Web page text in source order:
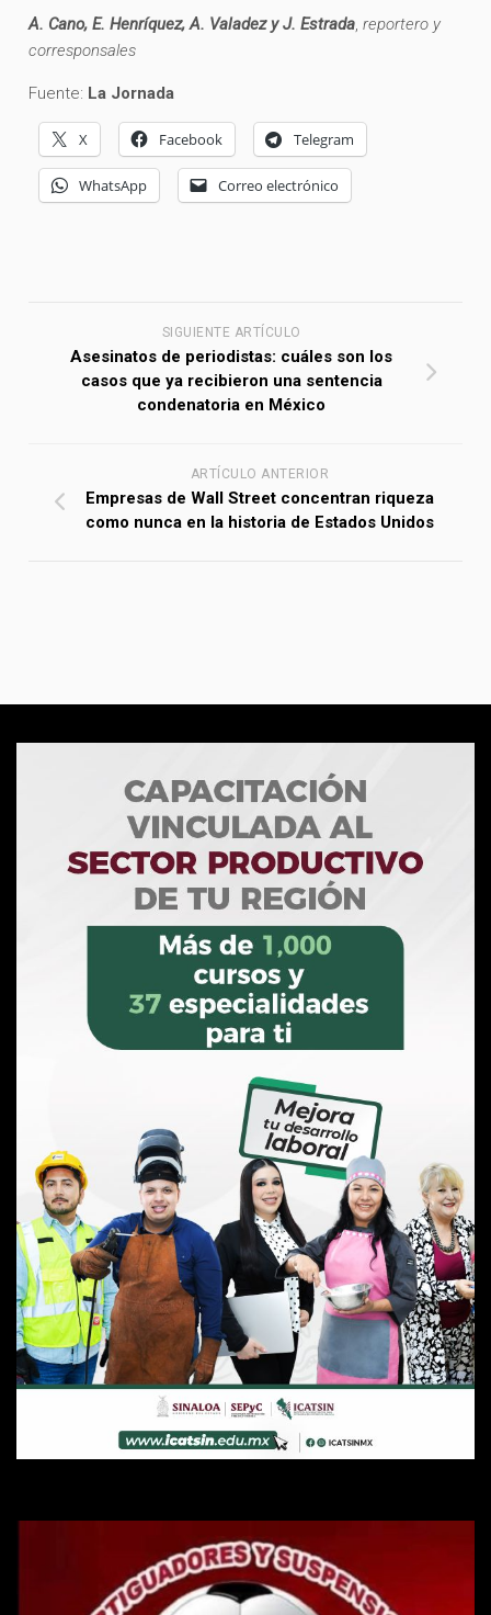
A. Cano, E. Henríquez, A. Valadez y J. Estrada,reportero y
corresponsales
Fuente: La Jornada
X Facebook Telegram
WhatsApp Correo electrónico
SIGUIENTE ARTÍCULO
Asesinatos de periodistas: cuáles son los
casos que ya recibieron una sentencia
condenatoria en México
ARTÍCULO ANTERIOR
Empresas de Wall Street concentran riqueza
como nunca en la historia de Estados Unidos